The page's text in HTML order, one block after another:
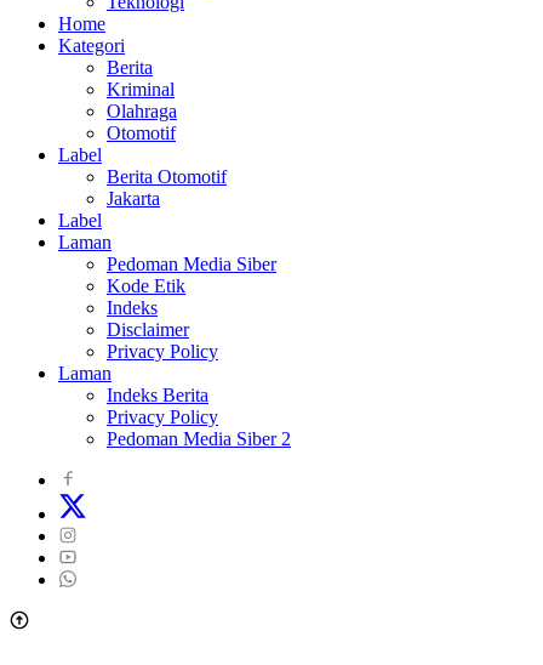
Home
Kategori
Berita
Kriminal
Olahraga
Otomotif
Label
Berita Otomotif
Jakarta
Label
Laman
Pedoman Media Siber
Kode Etik
Indeks
Disclaimer
Privacy Policy
Laman
Indeks Berita
Privacy Policy
Pedoman Media Siber 2